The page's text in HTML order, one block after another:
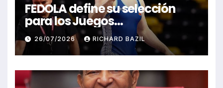
FEDOLA define su selección
para los Juegos
Centroamericanos y del
Caribe Santo Domingo 2026
26/07/2026 RICHARD BAZIL